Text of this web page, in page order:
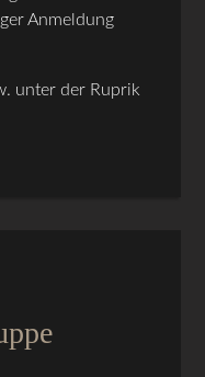
Anmeldung
unter der Ruprik